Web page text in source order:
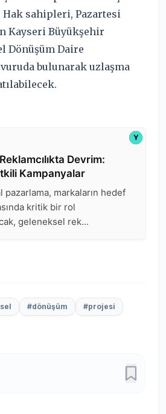
sahipleri, Pazartesi
Kayseri Büyükşehir
Dönüşüm Daire
bulunarak uzlaşma
#dönüşüm
#projesi